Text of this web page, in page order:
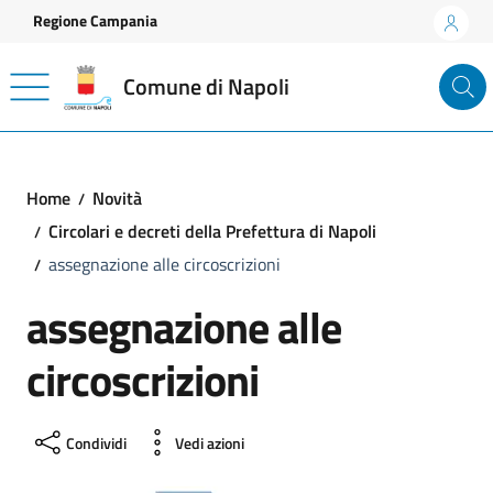
Vai ai contenuti
Vai al footer
Regione Campania
Comune di Napoli
Home
Novità
Circolari e decreti della Prefettura di Napoli
assegnazione alle circoscrizioni
assegnazione alle
circoscrizioni
Condividi Vedi azioni